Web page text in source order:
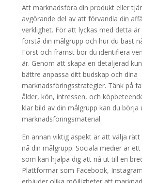
Att marknadsföra din produkt eller
avgörande del av att förvandla din
verklighet. För att lyckas med detta
förstå din målgrupp och hur du bäst
Först och främst bör du identifiera
är. Genom att skapa en detaljerad
bättre anpassa ditt budskap och dina
marknadsföringsstrategier. Tänk på
ålder, kön, intressen, och
klar bild av din målgrupp kan du
marknadsföringsmaterial.
En annan viktig aspekt är att välja
nå din målgrupp. Sociala medier är
som kan hjälpa dig att nå ut till en
Plattformar som Facebook,